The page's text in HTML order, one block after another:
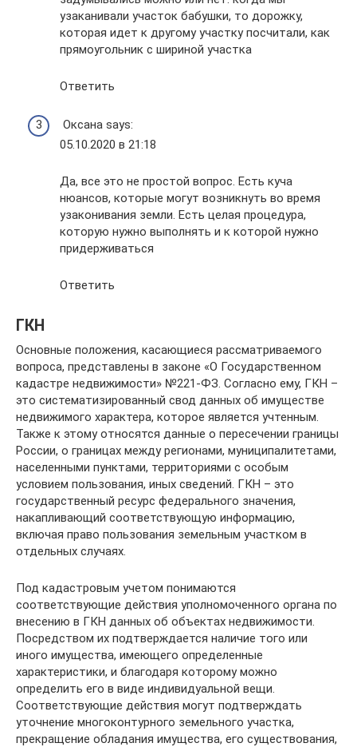
узаканивали участок бабушки, то дорожку,
которая идет к другому участку посчитали, как
прямоугольник с шириной участка
Ответить
Оксана says:
05.10.2020 в 21:18
Да, все это не простой вопрос. Есть куча
нюансов, которые могут возникнуть во время
узаконивания земли. Есть целая процедура,
которую нужно выполнять и к которой нужно
придерживаться
Ответить
ГКН
Основные положения, касающиеся рассматриваемого
вопроса, представлены в законе «О Государственном
кадастре недвижимости» №221-ФЗ. Согласно ему, ГКН –
это систематизированный свод данных об имуществе
недвижимого характера, которое является учтенным.
Также к этому относятся данные о пересечении границы
России, о границах между регионами, муниципалитетами,
населенными пунктами, территориями с особым
условием пользования, иных сведений. ГКН – это
государственный ресурс федерального значения,
накапливающий соответствующую информацию,
включая право пользования земельным участком в
отдельных случаях.
Под кадастровым учетом понимаются
соответствующие действия уполномоченного органа по
внесению в ГКН данных об объектах недвижимости.
Посредством их подтверждается наличие того или
иного имущества, имеющего определенные
характеристики, и благодаря которому можно
определить его в виде индивидуальной вещи.
Соответствующие действия могут подтверждать
уточнение многоконтурного земельного участка,
прекращение обладания имущества, его существования,